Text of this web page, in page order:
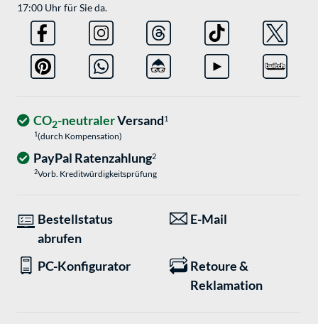
17:00 Uhr für Sie da.
CO2-neutralerVersand1
1(durch Kompensation)
PayPal Ratenzahlung2
2Vorb. Kreditwürdigkeitsprüfung
Bestellstatus
abrufen
E-Mail
PC-Konfigurator
Retoure &
Reklamation